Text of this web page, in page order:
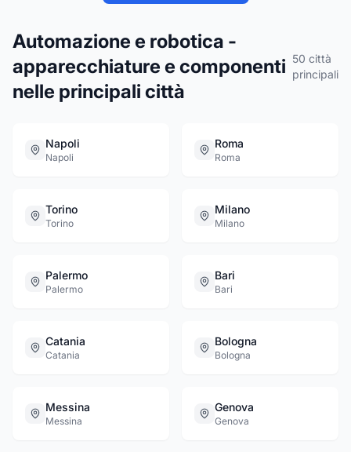
Automazione e robotica -
apparecchiature e componenti
nelle principali città
50 città
principali
Napoli
Napoli
Roma
Roma
Torino
Torino
Milano
Milano
Palermo
Palermo
Bari
Bari
Catania
Catania
Bologna
Bologna
Messina
Messina
Genova
Genova